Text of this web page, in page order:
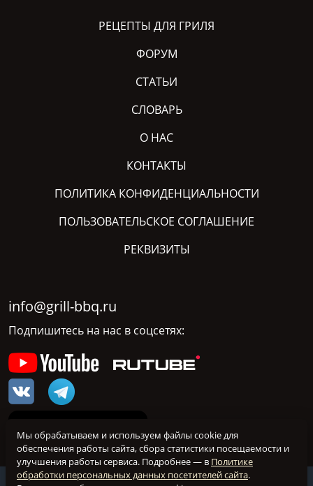
РЕЦЕПТЫ ДЛЯ ГРИЛЯ
ФОРУМ
СТАТЬИ
СЛОВАРЬ
О НАС
КОНТАКТЫ
ПОЛИТИКА КОНФИДЕНЦИАЛЬНОСТИ
ПОЛЬЗОВАТЕЛЬСКОЕ СОГЛАШЕНИЕ
РЕКВИЗИТЫ
info@grill-bbq.ru
Подпишитесь на нас в соцсетях:
@ grill-bbq.ru 2026 Все права защищены
Мы обрабатываем и используем файлы cookie для
обеспечения работы сайта, сбора статистики посещаемости и
улучшения работы сервиса. Подробнее — в Политике
обработки персональных данных посетителей сайта.